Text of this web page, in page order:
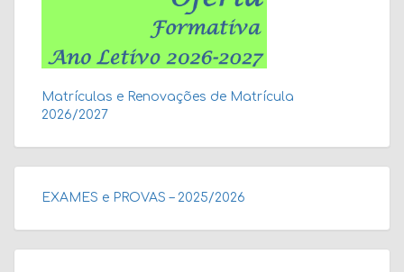
Matrículas e Renovações de Matrícula
2026/2027
EXAMES e PROVAS – 2025/2026